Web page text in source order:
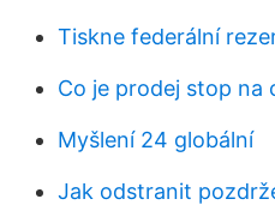
Tiskne federální
Co je prodej stop na
Myšlení 24 globální
Jak odstranit